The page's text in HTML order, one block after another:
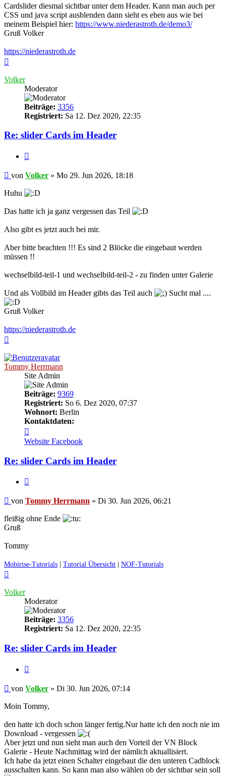
Cardslider diesmal sichtbar unter dem Header. Kann man auch per
CSS und java script ausblenden dann sieht es eben aus wie bei
meinem Beispiel hier: https://www.niederastroth.de/demo3/
Gruß Volker
https://niederastroth.de
Volker
Moderator
Beiträge: 3356
Registriert: Sa 12. Dez 2020, 22:35
Re: slider Cards im Header
Ungelesener
von Volker » Mo 29. Jun 2026, 18:18
Huhu
Das hatte ich ja ganz vergessen das Teil
Also gibt es jetzt auch bei mir.
Aber bitte beachten !!! Es sind 2 Blöcke die eingebaut werden
müssen !!
wechselbild-teil-1 und wechselbild-teil-2 - zu finden unter Galerie
Und als Vollbild im Header gibts das Teil auch Sucht mal ....
Gruß Volker
https://niederastroth.de
Tommy Herrmann
Site Admin
Beiträge: 9369
Registriert: So 6. Dez 2020, 07:37
Wohnort: Berlin
Kontaktdaten:
von
Tommy
Herrmann
Website Facebook
Re: slider Cards im Header
Ungelesener
von Tommy Herrmann » Di 30. Jun 2026, 06:21
fleißig ohne Ende
Gruß
Tommy
Mobirise-Tutorials Tutorial Übersicht NOF-Tutorials
Volker
Moderator
Beiträge: 3356
Registriert: Sa 12. Dez 2020, 22:35
Re: slider Cards im Header
Ungelesener
von Volker » Di 30. Jun 2026, 07:14
Moin Tommy,
den hatte ich doch schon länger fertig.Nur hatte ich den noch nie im
Download - vergessen
Aber jetzt und nun sieht man auch den Vorteil der VN Block
Galerie - Heute Nachmittag wird der nämlich aktuallisiert.
Ich habe da jetzt einen Schalter eingebaut die den unteren Cadblock
ausschalten kann. So kann man also wählen ob der sichtbar sein soll